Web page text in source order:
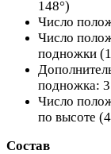
148°)
Число
Число
подножки
подножка:
Число
по высоте
Состав